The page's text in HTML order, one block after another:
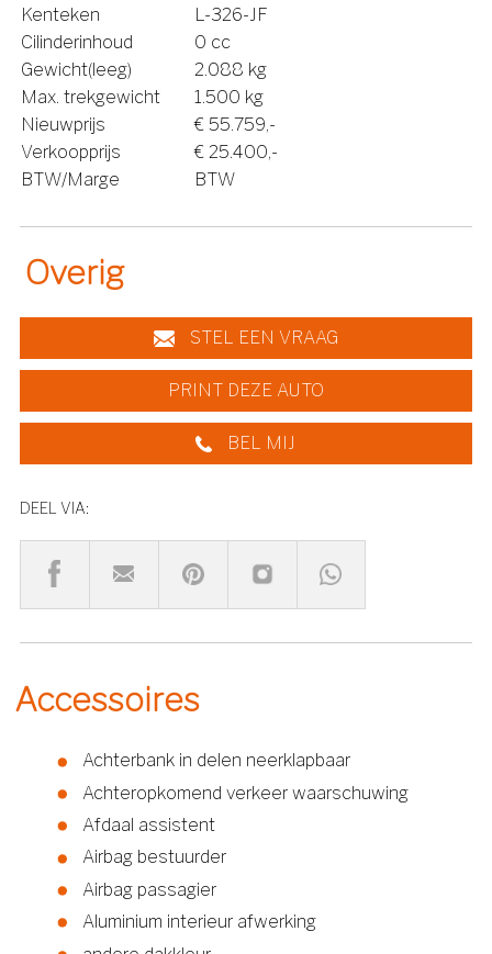
Kenteken
L-326-JF
Cilinderinhoud
0 cc
Gewicht(leeg)
2.088 kg
Max. trekgewicht
1.500 kg
Nieuwprijs
€ 55.759,-
Verkoopprijs
€ 25.400,-
BTW/Marge
BTW
Overig
STEL EEN VRAAG
PRINT DEZE AUTO
BEL MIJ
DEEL VIA:
Accessoires
Achterbank in delen neerklapbaar
Achteropkomend verkeer waarschuwing
Afdaal assistent
Airbag bestuurder
Airbag passagier
Aluminium interieur afwerking